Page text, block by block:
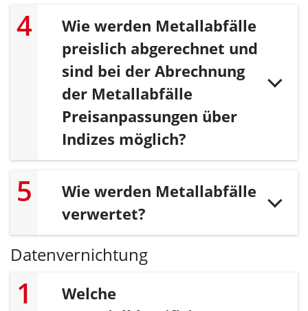
Wie werden Metallabfälle
preislich abgerechnet und
sind bei der Abrechnung
der Metallabfälle
Preisanpassungen über
Indizes möglich?
Wie werden Metallabfälle
verwertet?
Datenvernichtung
Welche